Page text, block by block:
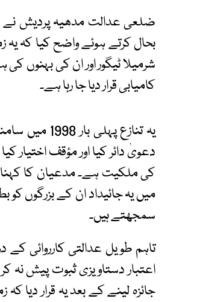
ضلعی عدالت مدھیہ پردیش نے
بحال کرتے ہوئے واضح کیا کہ یہ
شرمیلا ٹیگور اور ان کی بہنوں
کامیابی قرار دیا جا رہا ہے۔
یہ تنازع
دعویٰ دائر کیا اور مؤقف اختیار
میں یہ جائیداد ان کے بزرگوں
سمجھتے ہیں۔
تاہم طویل عدالتی کارروائی
اعتبار دستاویزی ثبوت پیش نہ
جائزہ لینے کے بعد یہ قرار دیا